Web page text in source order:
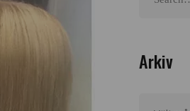
Arkiv